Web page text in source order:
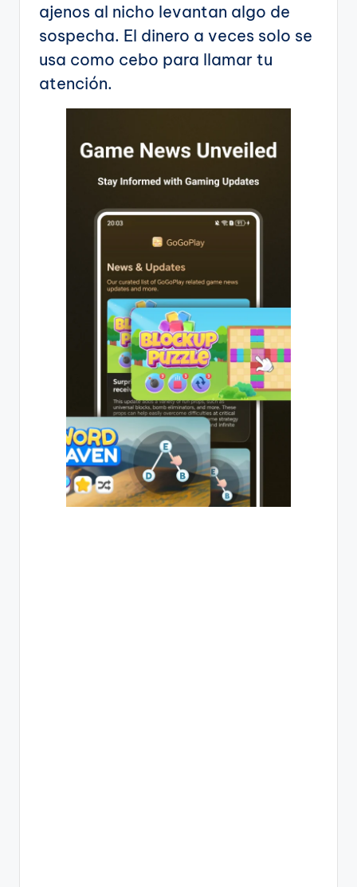
ajenos al nicho levantan algo de
sospecha. El dinero a veces solo se
usa como cebo para llamar tu
atención.